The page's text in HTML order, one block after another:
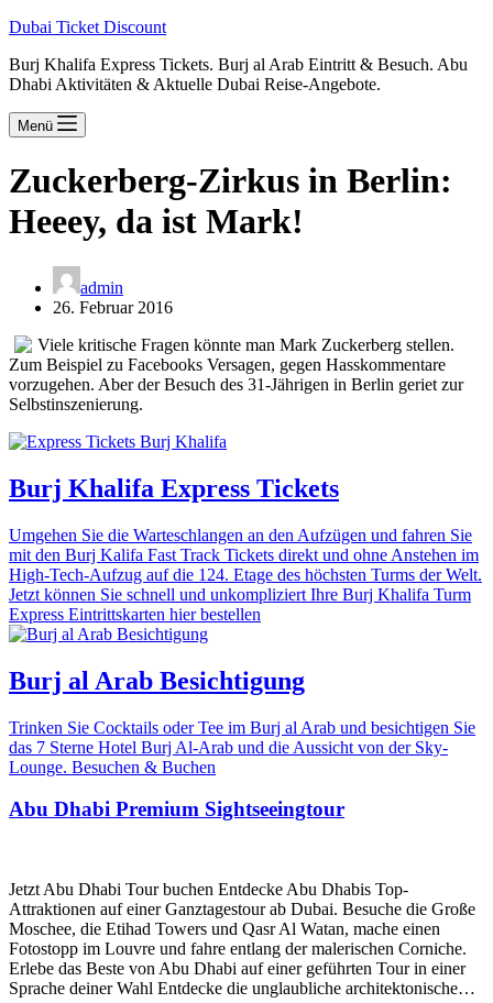
Dubai Ticket Discount
Burj Khalifa Express Tickets. Burj al Arab Eintritt & Besuch. Abu
Dhabi Aktivitäten & Aktuelle Dubai Reise-Angebote.
Menü
Zuckerberg-Zirkus in Berlin:
Heeey, da ist Mark!
admin
26. Februar 2016
Viele kritische Fragen könnte man Mark Zuckerberg stellen.
Zum Beispiel zu Facebooks Versagen, gegen Hasskommentare
vorzugehen. Aber der Besuch des 31-Jährigen in Berlin geriet zur
Selbstinszenierung.
Burj Khalifa Express Tickets
Umgehen Sie die Warteschlangen an den Aufzügen und fahren Sie
mit den Burj Kalifa Fast Track Tickets direkt und ohne Anstehen im
High-Tech-Aufzug auf die 124. Etage des höchsten Turms der Welt.
Jetzt können Sie schnell und unkompliziert Ihre Burj Khalifa Turm
Express Eintrittskarten hier bestellen
Burj al Arab Besichtigung
Trinken Sie Cocktails oder Tee im Burj al Arab und besichtigen Sie
das 7 Sterne Hotel Burj Al-Arab und die Aussicht von der Sky-
Lounge. Besuchen & Buchen
Abu Dhabi Premium Sightseeingtour
Jetzt Abu Dhabi Tour buchen Entdecke Abu Dhabis Top-
Attraktionen auf einer Ganztagestour ab Dubai. Besuche die Große
Moschee, die Etihad Towers und Qasr Al Watan, mache einen
Fotostopp im Louvre und fahre entlang der malerischen Corniche.
Erlebe das Beste von Abu Dhabi auf einer geführten Tour in einer
Sprache deiner Wahl Entdecke die unglaubliche architektonische…